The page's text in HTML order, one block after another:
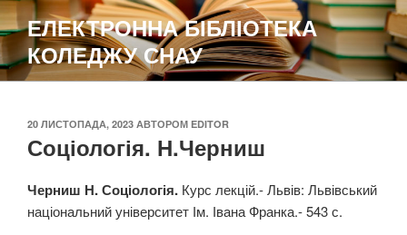
Перейти
до
вмісту
ЕЛЕКТРОННА БІБЛІОТЕКА
КОЛЕДЖУ СНАУ
ОПУБЛІКОВАНО
20 ЛИСТОПАДА, 2023 АВТОРОМ EDITOR
Соціологія. Н.Черниш
Черниш Н. Соціологія. Курс лекцій.- Львів: Львівський
національний університет Ім. Івана Франка.- 543 с.